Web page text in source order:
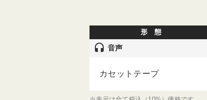
形 態
headset 音声
カセットテープ